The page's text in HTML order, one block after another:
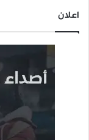
اعلان